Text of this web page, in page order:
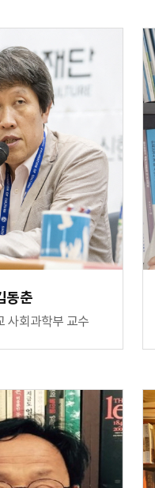
동춘
사회과학부 교수